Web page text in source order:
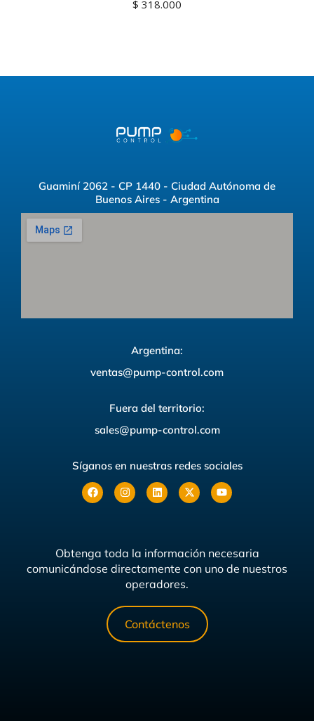
$ 318.000
Guaminí 2062 - CP 1440 - Ciudad Autónoma de
Buenos Aires - Argentina
Argentina:
ventas@pump-control.com
Fuera del territorio:
sales@pump-control.com
Síganos en nuestras redes sociales
Obtenga toda la información necesaria
comunicándose directamente con uno de nuestros
operadores.
Contáctenos